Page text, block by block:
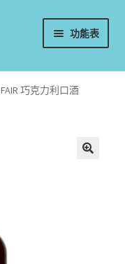
功能表
FAIR 巧克力利口酒